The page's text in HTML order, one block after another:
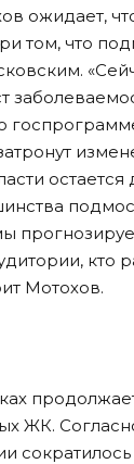
ожидает,
том, что
кто
Мотохов.
ЖК.
сократилось